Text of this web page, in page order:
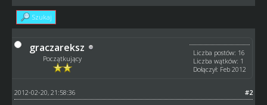
Szukaj
graczareksz
Początkujący
Liczba postów: 16
Liczba wątków: 1
Dołączył: Feb 2012
#2
2012-02-20, 21:58:36